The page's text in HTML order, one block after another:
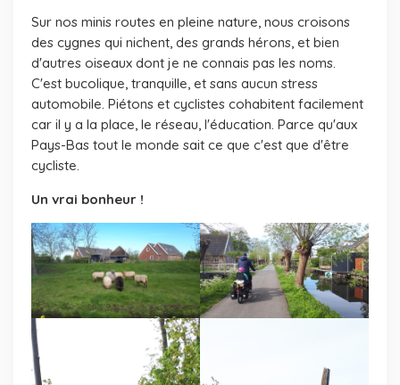
Sur nos minis routes en pleine nature, nous croisons
des cygnes qui nichent, des grands hérons, et bien
d'autres oiseaux dont je ne connais pas les noms.
C'est bucolique, tranquille, et sans aucun stress
automobile. Piétons et cyclistes cohabitent facilement
car il y a la place, le réseau, l'éducation. Parce qu'aux
Pays-Bas tout le monde sait ce que c'est que d'être
cycliste.
Un vrai bonheur !